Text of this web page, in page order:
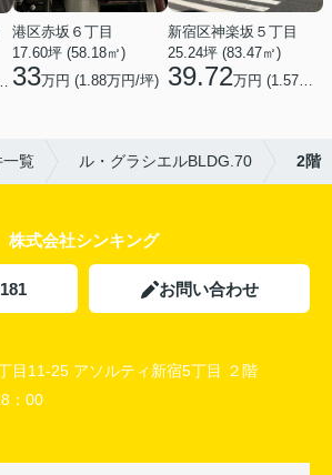
港区赤坂６丁目
17.60坪 (58.18㎡)
33万円 (1.88万円/坪)
新宿区神楽坂５丁目
25.24坪 (83.47㎡)
39.72万円 (1.57万円/坪)
一覧 ル・グラシエルBLDG.70 2階
株式会社シンキング
お問い合わせ
目11-25 アソルティ新宿5丁目 ２階
：00